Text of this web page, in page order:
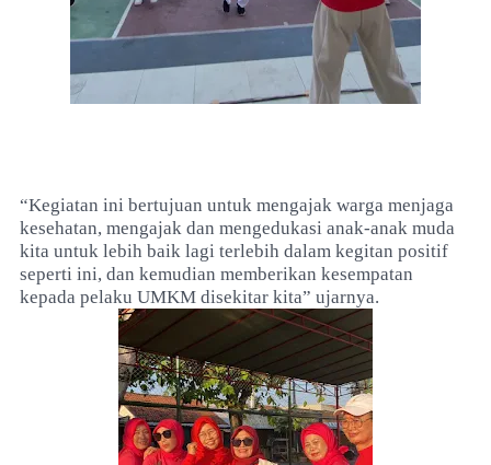
“Kegiatan ini bertujuan untuk mengajak warga menjaga
kesehatan, mengajak dan mengedukasi anak-anak muda
kita untuk lebih baik lagi terlebih dalam kegitan positif
seperti ini, dan kemudian memberikan kesempatan
kepada pelaku UMKM disekitar kita” ujarnya.